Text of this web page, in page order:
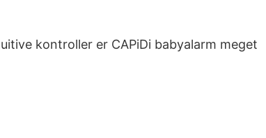
kontroller er CAPiDi babyalarm meget